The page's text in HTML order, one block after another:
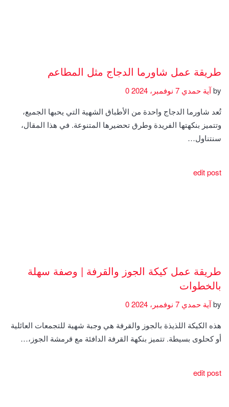
طريقة عمل شاورما الدجاج مثل المطاعم
byآية حمدي
تُعد شاورما الدجاج واحدة من الأطباق الشهية التي يحبها الجميع،
وتتميز بنكهتها الفريدة وطرق تحضيرها المتنوعة. في هذا المقال،
سنتناول…
edit post
طريقة عمل كيكة الجوز والقرفة | وصفة سهلة
بالخطوات
byآية حمدي
هذه الكيكة اللذيذة بالجوز والقرفة هي وجبة شهية للتجمعات العائلية
أو كحلوى بسيطة. تتميز بنكهة القرفة الدافئة مع قرمشة الجوز،…
edit post